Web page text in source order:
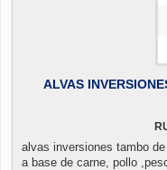
ALVAS
alvas inversiones tambo
a base de carne, pollo